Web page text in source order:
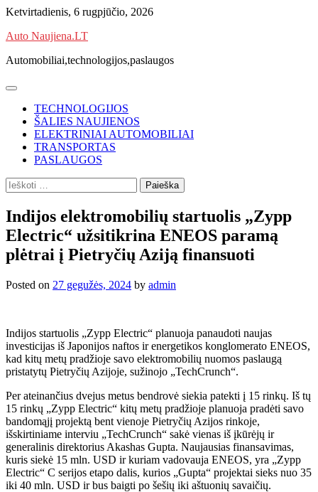
Skip
content
Ketvirtadienis, 6 rugpjūčio, 2026
Auto Naujiena.LT
Automobiliai,technologijos,paslaugos
TECHNOLOGIJOS
ŠALIES NAUJIENOS
ELEKTRINIAI AUTOMOBILIAI
TRANSPORTAS
PASLAUGOS
Ieškoti:
Indijos elektromobilių startuolis „Zypp
Electric“ užsitikrina ENEOS paramą
plėtrai į Pietryčių Aziją finansuoti
Posted on 27 gegužės, 2024 by admin
Indijos startuolis „Zypp Electric“ planuoja panaudoti naujas
investicijas iš Japonijos naftos ir energetikos konglomerato ENEOS,
kad kitų metų pradžioje savo elektromobilių nuomos paslaugą
pristatytų Pietryčių Azijoje, sužinojo „TechCrunch“.
Per ateinančius dvejus metus bendrovė siekia patekti į 15 rinkų. Iš tų
15 rinkų „Zypp Electric“ kitų metų pradžioje planuoja pradėti savo
bandomąjį projektą bent vienoje Pietryčių Azijos rinkoje,
išskirtiniame interviu „TechCrunch“ sakė vienas iš įkūrėjų ir
generalinis direktorius Akashas Gupta. Naujausias finansavimas,
kuris siekė 15 mln. USD ir kuriam vadovauja ENEOS, yra „Zypp
Electric“ C serijos etapo dalis, kurios „Gupta“ projektai sieks nuo 35
iki 40 mln. USD ir bus baigti po šešių iki aštuonių savaičių.